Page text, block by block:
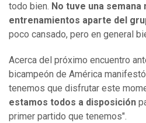
todo bien. No tuve una
entrenamientos aparte del
poco cansado, pero en general
Acerca del próximo encuentro
bicampeón de América
tenemos que disfrutar este
estamos todos a disposición
primer partido que tenemos".